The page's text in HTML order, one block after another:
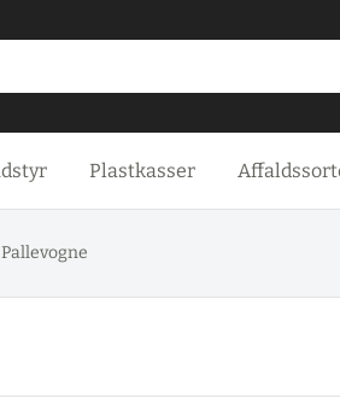
Plastkasser
Pallevogne